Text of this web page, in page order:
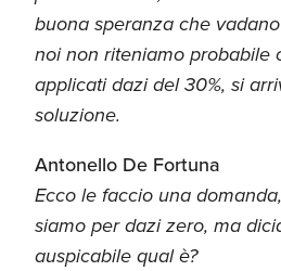
buona speranza che
noi non riteniamo probabile
applicati dazi del 30%, si
soluzione.
Antonello De Fortuna
Ecco le faccio una
siamo per dazi zero, ma
auspicabile qual è?